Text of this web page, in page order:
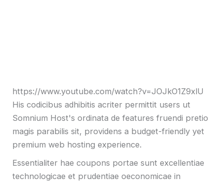
https://www.youtube.com/watch?v=JOJkO1Z9xlU
His codicibus adhibitis acriter permittit users ut
Somnium Host's ordinata de features fruendi pretio
magis parabilis sit, providens a budget-friendly yet
premium web hosting experience.
Essentialiter hae coupons portae sunt excellentiae
technologicae et prudentiae oeconomicae in